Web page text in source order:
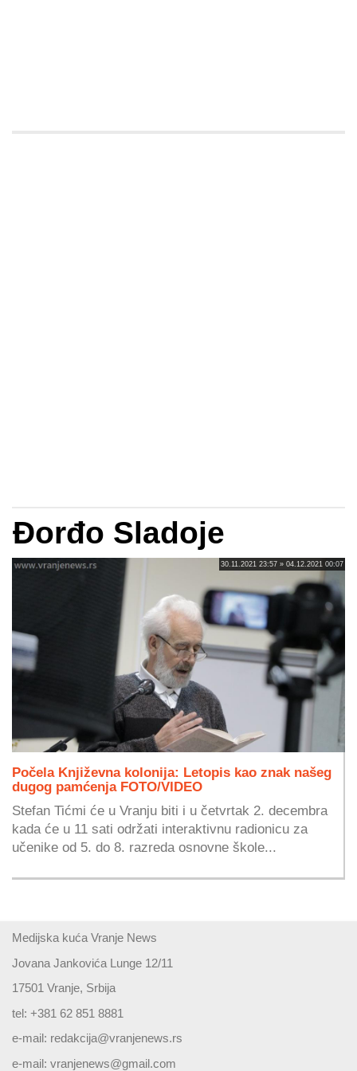
Đorđo Sladoje
30.11.2021 23:57 » 04.12.2021 00:07
Počela Književna kolonija: Letopis kao znak našeg
dugog pamćenja FOTO/VIDEO
Stefan Tićmi će u Vranju biti i u četvrtak 2. decembra
kada će u 11 sati održati interaktivnu radionicu za
učenike od 5. do 8. razreda osnovne škole...
Medijska kuća Vranje News
Jovana Jankovića Lunge 12/11
17501 Vranje, Srbija
tel: +381 62 851 8881
e-mail: redakcija@vranjenews.rs
e-mail: vranjenews@gmail.com